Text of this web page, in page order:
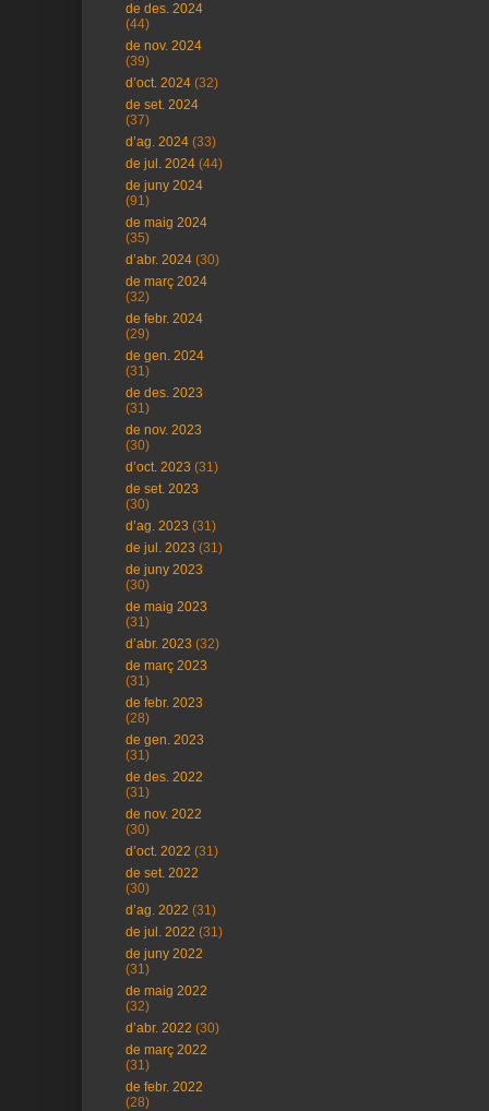
de des. 2024
(44)
de nov. 2024
(39)
d’oct. 2024 (32)
de set. 2024
(37)
d’ag. 2024 (33)
de jul. 2024 (44)
de juny 2024
(91)
de maig 2024
(35)
d’abr. 2024 (30)
de març 2024
(32)
de febr. 2024
(29)
de gen. 2024
(31)
de des. 2023
(31)
de nov. 2023
(30)
d’oct. 2023 (31)
de set. 2023
(30)
d’ag. 2023 (31)
de jul. 2023 (31)
de juny 2023
(30)
de maig 2023
(31)
d’abr. 2023 (32)
de març 2023
(31)
de febr. 2023
(28)
de gen. 2023
(31)
de des. 2022
(31)
de nov. 2022
(30)
d’oct. 2022 (31)
de set. 2022
(30)
d’ag. 2022 (31)
de jul. 2022 (31)
de juny 2022
(31)
de maig 2022
(32)
d’abr. 2022 (30)
de març 2022
(31)
de febr. 2022
(28)